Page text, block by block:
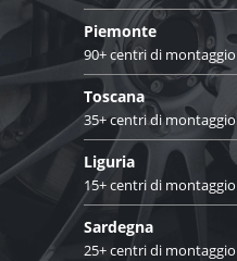
Piemonte
90+ centri di montaggio
Toscana
35+ centri di montaggio
Liguria
15+ centri di montaggio
Sardegna
25+ centri di montaggio